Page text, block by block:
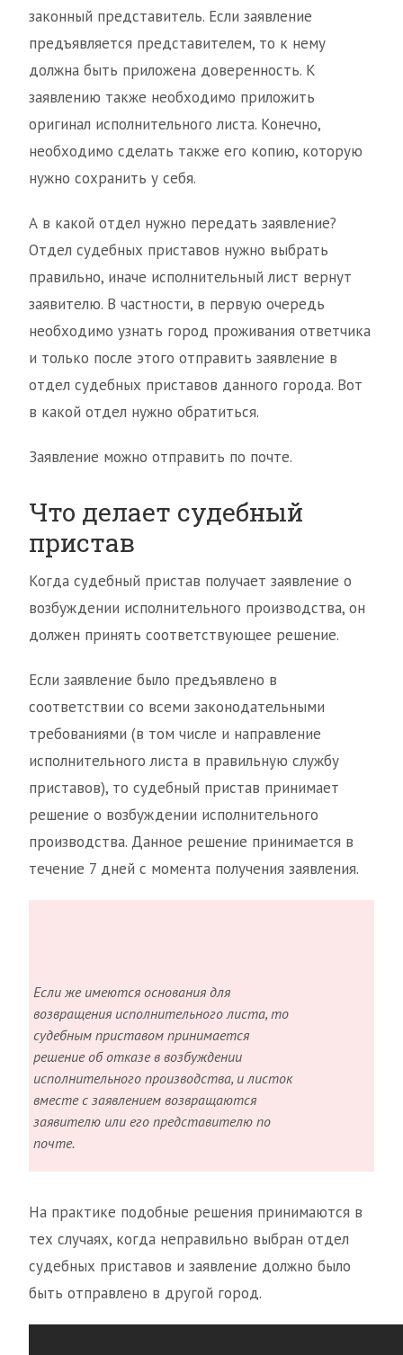
законный представитель. Если заявление
предъявляется представителем, то к нему
должна быть приложена доверенность. К
заявлению также необходимо приложить
оригинал исполнительного листа. Конечно,
необходимо сделать также его копию, которую
нужно сохранить у себя.
А в какой отдел нужно передать заявление?
Отдел судебных приставов нужно выбрать
правильно, иначе исполнительный лист вернут
заявителю. В частности, в первую очередь
необходимо узнать город проживания ответчика
и только после этого отправить заявление в
отдел судебных приставов данного города. Вот
в какой отдел нужно обратиться.
Заявление можно отправить по почте.
Что делает судебный
пристав
Когда судебный пристав получает заявление о
возбуждении исполнительного производства, он
должен принять соответствующее решение.
Если заявление было предъявлено в
соответствии со всеми законодательными
требованиями (в том числе и направление
исполнительного листа в правильную службу
приставов), то судебный пристав принимает
решение о возбуждении исполнительного
производства. Данное решение принимается в
течение 7 дней с момента получения заявления.
Если же имеются основания для
возвращения исполнительного листа, то
судебным приставом принимается
решение об отказе в возбуждении
исполнительного производства, и листок
вместе с заявлением возвращаются
заявителю или его представителю по
почте.
На практике подобные решения принимаются в
тех случаях, когда неправильно выбран отдел
судебных приставов и заявление должно было
быть отправлено в другой город.